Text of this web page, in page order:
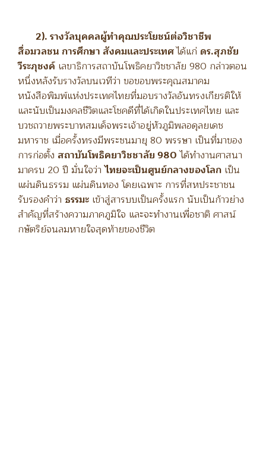
2). รางวัลบุคคลผู้ทำคุณประโยชน์ต่อวิชาชีพ
สื่อมวลชน การศึกษา สังคมและประเทศได้แก่ ดร.สุภชัย
วีระภุชงค์ เลขาธิการสถาบันโพธิคยาวิชชาลัย 980 กล่าวตอน
หนึ่งหลังรับรางวัลบนเวทีว่า ขอขอบพระคุณสมาคม
หนังสือพิมพ์แห่งประเทศไทยที่มอบรางวัลอันทรงเกียรติให้
และนับเป็นมงคลชีวิตและโชคดีที่ได้เกิดในประเทศไทย และ
บวชถวายพระบาทสมเด็จพระเจ้าอยู่หัวภูมิพลอดุลยเดช
มหาราช เมื่อครั้งทรงมีพระชนมายุ 80 พรรษา เป็นที่มาของ
การก่อตั้ง สถาบันโพธิคยาวิชชาลัย 980ได้ทำงานศาสนา
มาครบ 20 ปี มั่นใจว่าไทยจะเป็นศูนย์กลางของโลก เป็น
แผ่นดินธรรม แผ่นดินทอง โดยเฉพาะ การที่สหประชาชน
รับรองคำว่า ธรรมะ เข้าสู่สารบบเป็นครั้งแรก นับเป็นก้าวย่าง
สำคัญที่สร้างความภาคภูมิใจ และจะทำงานเพื่อชาติ ศาสน์
กษัตริย์จนลมหายใจสุดท้ายของชีวิต